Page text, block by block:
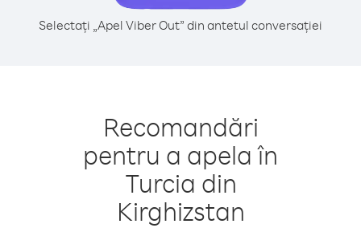
Selectați „Apel Viber Out” din antetul conversației
Recomandări
pentru a apela în
Turcia din
Kirghizstan